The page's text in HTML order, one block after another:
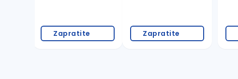
Zapratite Zapratite